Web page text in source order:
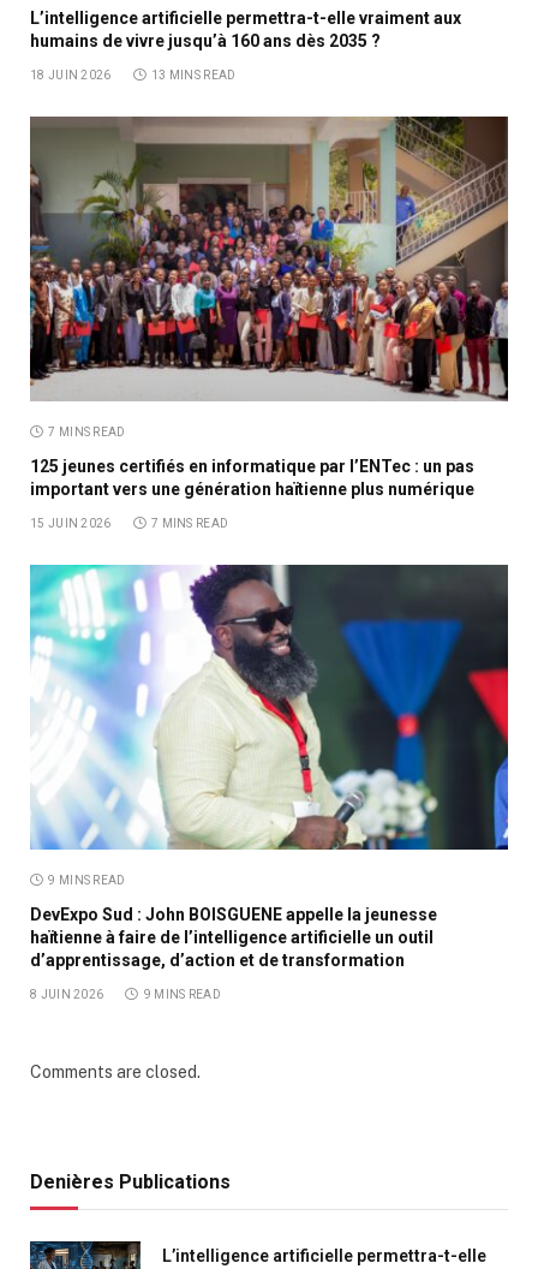
L’intelligence artificielle permettra-t-elle vraiment aux
humains de vivre jusqu’à 160 ans dès 2035 ?
18 JUIN 2026 13 MINS READ
7 MINS READ
125 jeunes certifiés en informatique par l’ENTec : un pas
important vers une génération haïtienne plus numérique
15 JUIN 2026 7 MINS READ
9 MINS READ
DevExpo Sud : John BOISGUENE appelle la jeunesse
haïtienne à faire de l’intelligence artificielle un outil
d’apprentissage, d’action et de transformation
8 JUIN 2026 9 MINS READ
Comments are closed.
Denières Publications
L’intelligence artificielle permettra-t-elle